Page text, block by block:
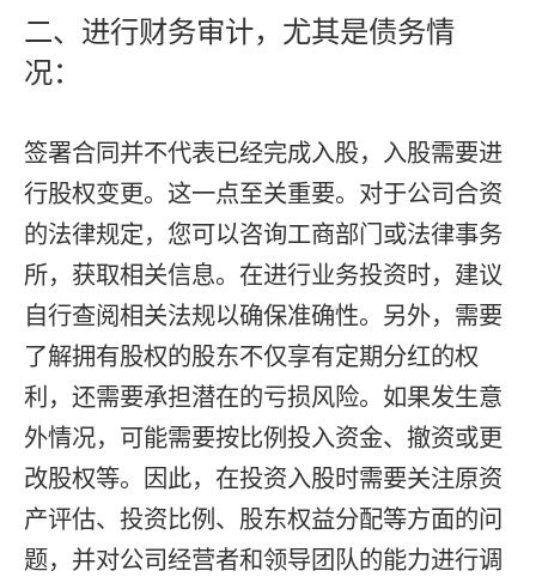
二、进行财务审计，尤其是债务情
况：
签署合同并不代表已经完成入股，入股需要进
行股权变更。这一点至关重要。对于公司合资
的法律规定，您可以咨询工商部门或法律事务
所，获取相关信息。在进行业务投资时，建议
自行查阅相关法规以确保准确性。另外，需要
了解拥有股权的股东不仅享有定期分红的权
利，还需要承担潜在的亏损风险。如果发生意
外情况，可能需要按比例投入资金、撤资或更
改股权等。因此，在投资入股时需要关注原资
产评估、投资比例、股东权益分配等方面的问
题，并对公司经营者和领导团队的能力进行调